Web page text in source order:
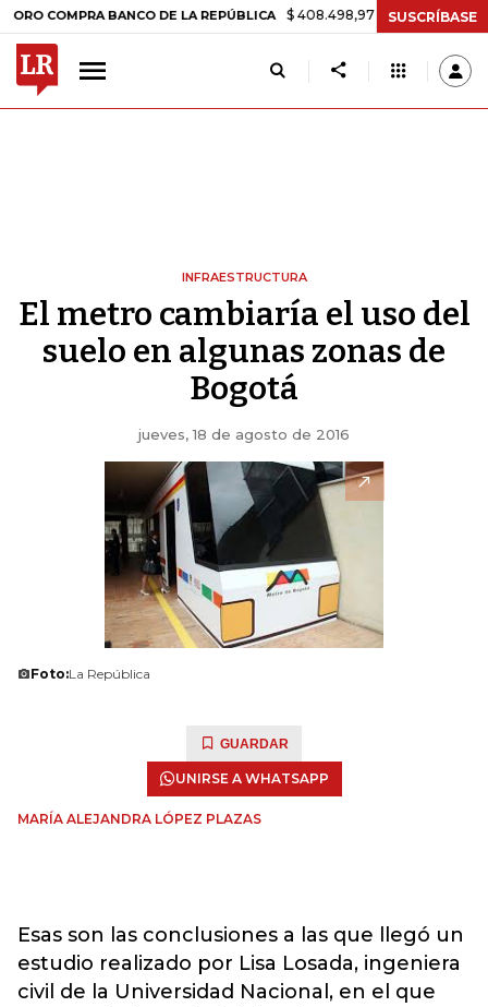
COMPRA BANCO DE LA REPÚBLICA $ 408.498,97 +$ 8.753,81 +2,19%
SUSCRÍBASE
INFRAESTRUCTURA
El metro cambiaría el uso del
suelo en algunas zonas de
Bogotá
jueves, 18 de agosto de 2016
Foto:La República
GUARDAR
UNIRSE A WHATSAPP
MARÍA ALEJANDRA LÓPEZ PLAZAS
Esas son las conclusiones a las que llegó un
estudio realizado por Lisa Losada, ingeniera
civil de la Universidad Nacional, en el que